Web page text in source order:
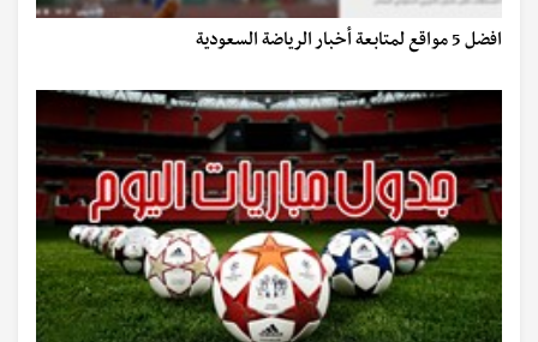
افضل 5 مواقع لمتابعة أخبار الرياضة السعودية